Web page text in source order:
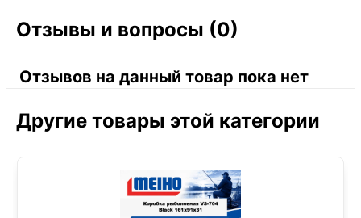
Отзывы и вопросы (0)
Отзывов на данный товар пока нет
Другие товары этой категории